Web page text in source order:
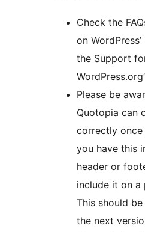
Check the
on
the Support
Please be
Quotopia can
correctly
you have this
header or
include it on a
This should
the next